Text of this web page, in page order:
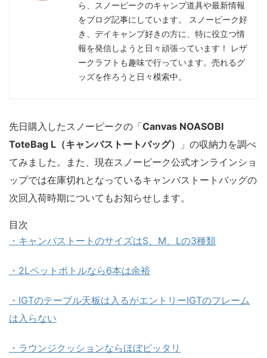
ら、スノーピークのキャンプ道具や最新情報
をブログ記事にしています。 スノーピーク好
き、デイキャンプ好きの方に、特に役立つ情
報を発信しようと日々頑張っています！ レザ
ークラフトも趣味で行っています。売れるグ
ッズを作ろうと日々模索中。
先日購入したスノーピークの「Canvas NOASOBI
ToteBag L（キャンバストートバッグ）
」の収納力を調べ
てみました。また、現在スノーピーク公式オンラインショ
ップでは在庫切れとなっているキャンバストートバッグの
次回入荷時期についてもお知らせします。
目次
・キャンバストートのサイズはS、M、Lの3種類
・2Lペットボトルなら6本は余裕
・IGTのテーブル天板は入るがエントリーIGTのフレーム
は入らない
・ラウンジクッションならほぼピッタリ